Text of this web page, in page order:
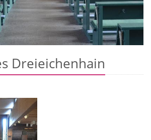
Dreieichenhain